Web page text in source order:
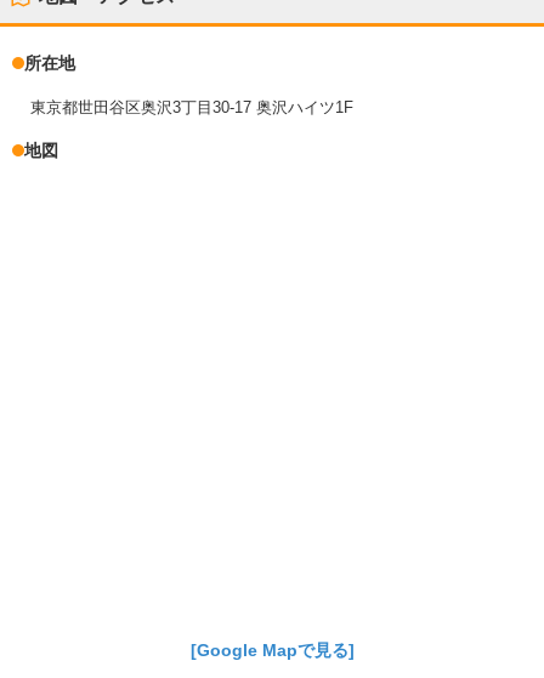
所在地
東京都世田谷区奥沢3丁目30-17 奥沢ハイツ1F
地図
[Google Mapで見る]